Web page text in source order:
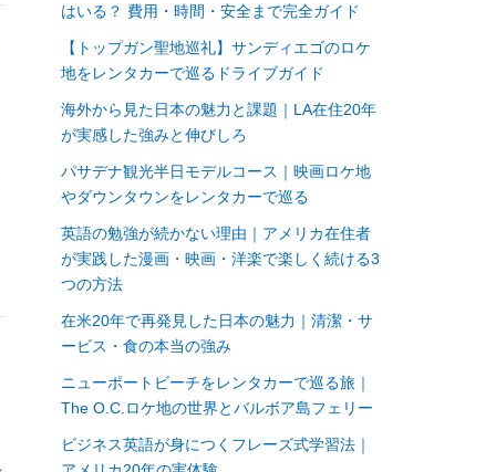
はいる？ 費用・時間・安全まで完全ガイド
【トップガン聖地巡礼】サンディエゴのロケ
地をレンタカーで巡るドライブガイド
海外から見た日本の魅力と課題｜LA在住20年
が実感した強みと伸びしろ
パサデナ観光半日モデルコース｜映画ロケ地
やダウンタウンをレンタカーで巡る
英語の勉強が続かない理由｜アメリカ在住者
が実践した漫画・映画・洋楽で楽しく続ける3
つの方法
在米20年で再発見した日本の魅力｜清潔・サ
ービス・食の本当の強み
ニューポートビーチをレンタカーで巡る旅｜
The O.C.ロケ地の世界とバルボア島フェリー
ビジネス英語が身につくフレーズ式学習法｜